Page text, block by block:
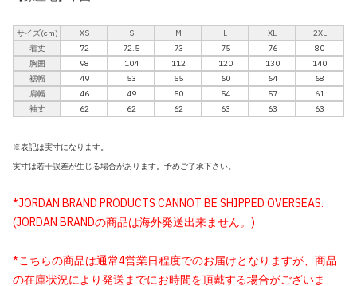
サイズ(cm) XS S M L XL
2XL
着丈
72 72.5 73 75 76
80
胸囲
98 104 112 120 130
140
裾幅
49 53 55 60 64
68
肩幅
46 49 50 54 57
61
袖丈
62 62 62 63 63 63
※表記は実寸になります。
実寸は若干誤差が生じる場合があります。予めご了承下さい。
*JORDAN BRAND PRODUCTS CANNOT BE SHIPPED OVERSEAS.
(JORDAN BRANDの商品は海外発送出来ません。)
*こちらの商品は通常4営業日程度でのお届けとなりますが、商品
の在庫状況により発送までにお時間を頂戴する場合がございま